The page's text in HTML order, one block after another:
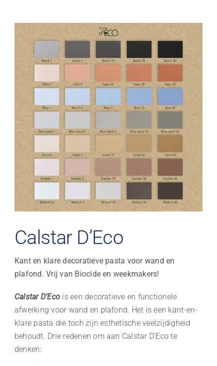
Calstar D’Eco
Kant en klare decoratieve pasta voor wand en
plafond. Vrij van Biocide en weekmakers!
Calstar D’Eco is een decoratieve en functionele
afwerking voor wand en plafond. Het is een kant-en-
klare pasta die toch zijn esthetische veelzijdigheid
behoudt. Drie redenen om aan Calstar D’Eco te
denken: